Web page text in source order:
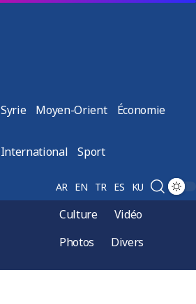
Syrie Moyen-Orient Économie
International Sport
AR EN TR ES KU
Culture
Vidéo
Photos
Divers